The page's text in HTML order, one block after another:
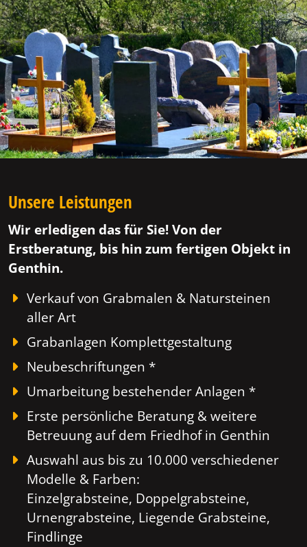
Unsere Leistungen
Wir erledigen das für Sie! Von der
Erstberatung, bis hin zum fertigen Objekt in
Genthin.
Verkauf von Grabmalen & Natursteinen
aller Art
Grabanlagen Komplettgestaltung
Neubeschriftungen *
Umarbeitung bestehender Anlagen *
Erste persönliche Beratung & weitere
Betreuung auf dem Friedhof in Genthin
Auswahl aus bis zu 10.000 verschiedener
Modelle & Farben:
Einzelgrabsteine, Doppelgrabsteine,
Urnengrabsteine, Liegende Grabsteine,
Findlinge